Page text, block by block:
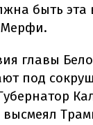
быть эта
Мерфи.
главы
под